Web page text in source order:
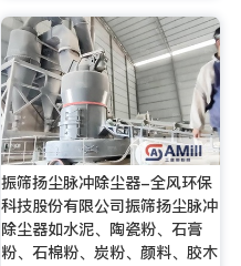
振筛扬尘脉冲除尘器-全风环保
科技股份有限公司振筛扬尘脉冲
除尘器如水泥、陶瓷粉、石膏
粉、石棉粉、炭粉、颜料、胶木